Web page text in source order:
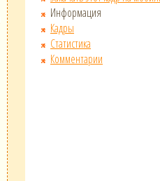
Информация
Кадры
Статистика
Комментарии